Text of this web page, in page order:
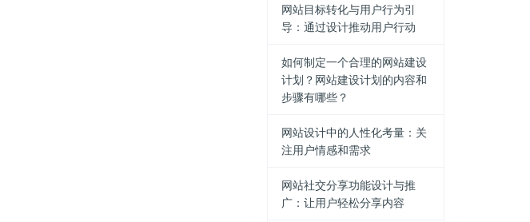
网站目标转化与用户行为引
导：通过设计推动用户行动
如何制定一个合理的网站建设
计划？网站建设计划的内容和
步骤有哪些？
网站设计中的人性化考量：关
注用户情感和需求
网站社交分享功能设计与推
广：让用户轻松分享内容